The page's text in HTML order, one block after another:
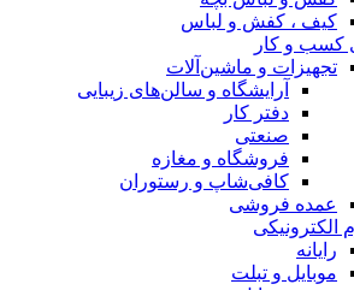
کیف ، کفش و لباس
کسب و کار
تجهیزات و ماشین‌آلات
آرایشگاه و سالن‌های زیبایی
دفتر کار
صنعتی
فروشگاه و مغازه
کافی‌شاپ و رستوران
عمده فروشی
الکترونیکی
رایانه
موبایل و تبلت